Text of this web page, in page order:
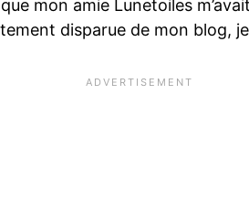
mon amie Lunetoiles
disparue de mon blog,